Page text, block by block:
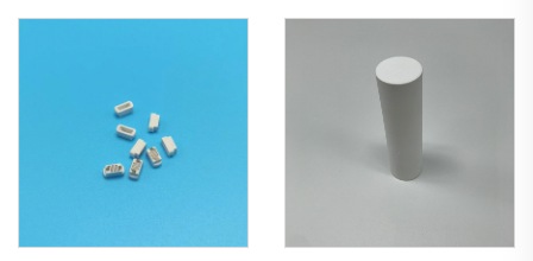
обогатяване с
ядро, пореста
овлажняваща глава